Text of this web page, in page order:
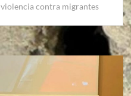
violencia contra migrantes